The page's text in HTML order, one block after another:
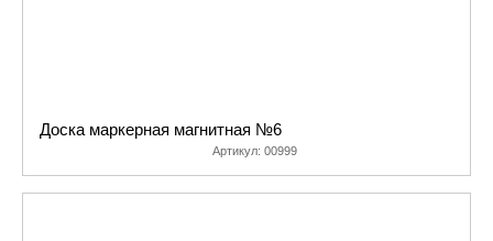
Доска маркерная магнитная №6
Артикул: 00999